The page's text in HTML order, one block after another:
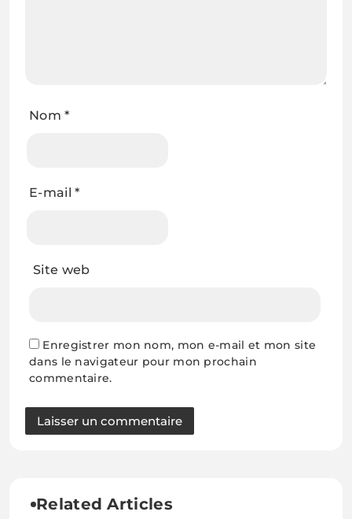
Nom*
E-mail*
Site web
Enregistrer mon nom, mon e-mail et mon site
dans le navigateur pour mon prochain
commentaire.
Related Articles